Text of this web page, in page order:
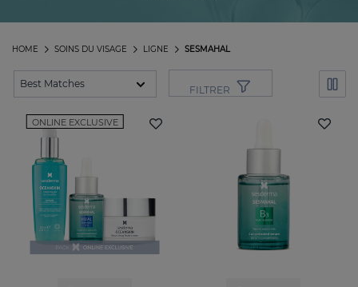
SESMAHAL
LIGNE
SOINS DU VISAGE
HOME
FILTRER
ONLINE EXCLUSIVE